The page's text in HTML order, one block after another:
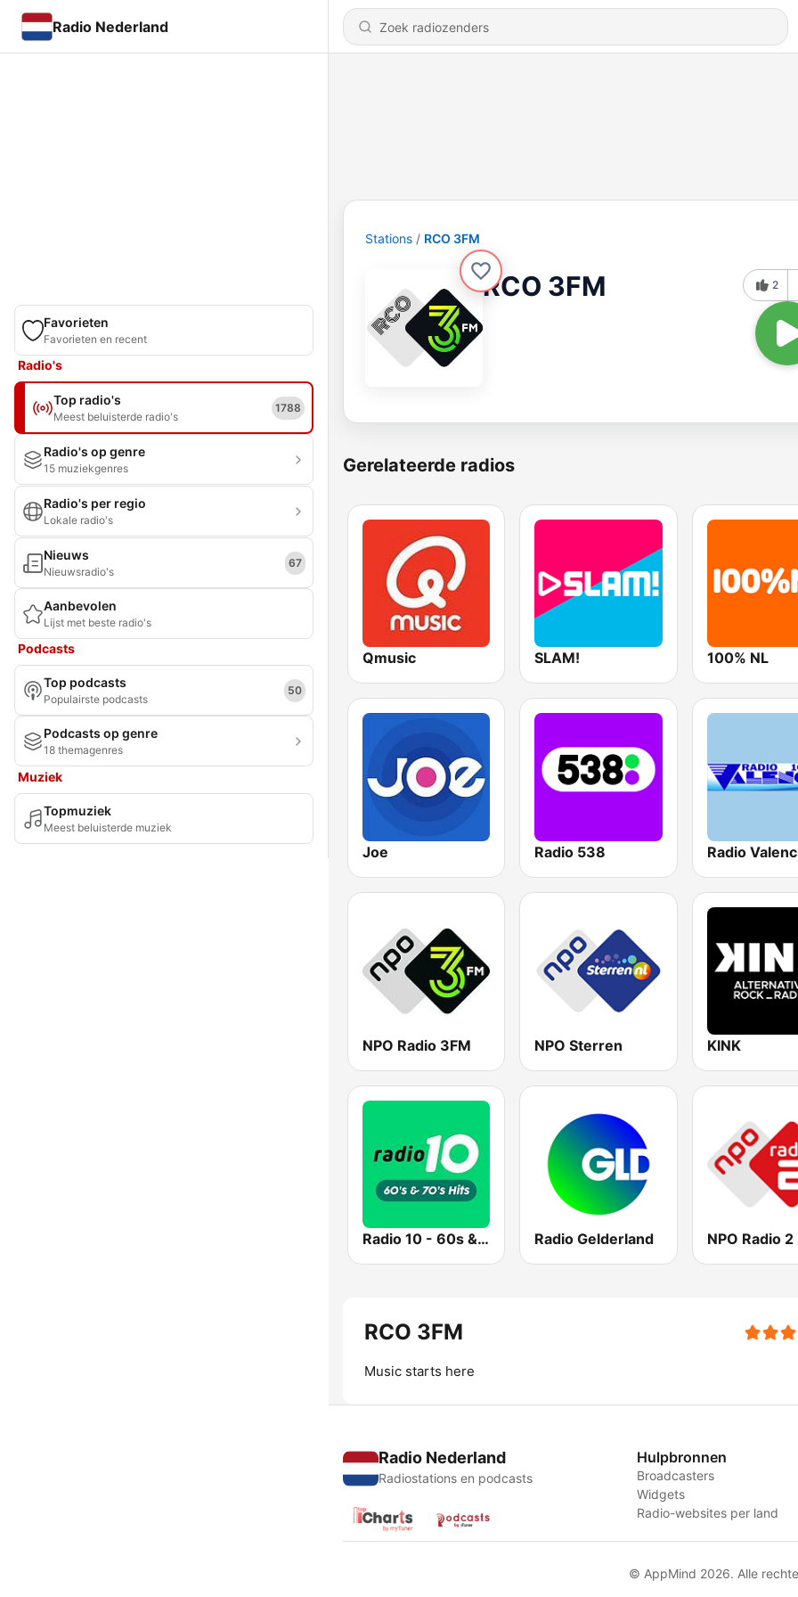
Radio Nederland
Favorieten
Favorieten en recent
Radio's
Top radio's
Meest beluisterde radio's
1788
Radio's op genre
15 muziekgenres
Radio's per regio
Lokale radio's
Nieuws
Nieuwsradio's
67
Aanbevolen
Lijst met beste radio's
Podcasts
Top podcasts
Populairste podcasts
50
Podcasts op genre
18 themagenres
Muziek
Topmuziek
Meest beluisterde muziek
Stations RCO 3FM
RCO 3FM 2
Gerelateerde radios
Qmusic SLAM! 100% NL
Joe Radio 538 Radio
NPO Radio 3FM NPO Sterren KINK
Radio 10 - 60s & 70s Hits Radio Gelderland NPO Radio 2
RCO 3FM
Music starts here
Radio Nederland
Radiostations en podcasts
Hulpbronnen
Broadcasters
Widgets
Radio-websites per land
© AppMind 2026. Alle